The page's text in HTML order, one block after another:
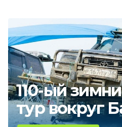
110-ый
тур вокруг